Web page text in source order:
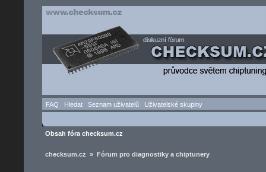
FAQ Hledat Seznam uživatelů Uživatelské skupiny
Obsah fóra checksum.cz
checksum.cz » Fórum pro diagnostiky a chiptunery